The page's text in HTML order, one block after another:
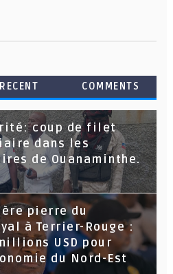
RECENT COMMENTS
coup de filet
dans les
de Ouanaminthe.
pierre du
à Terrier-Rouge :
USD pour
du Nord-Est